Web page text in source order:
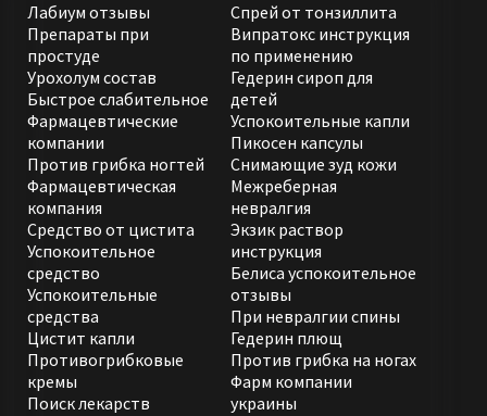
Лабиум отзывы
Препараты при
простуде
Урохолум состав
Быстрое слабительное
Фармацевтические
компании
Против грибка ногтей
Фармацевтическая
компания
Спрей от тонзиллита
Випратокс инструкция
по применению
Гедерин сироп для
детей
Успокоительные капли
Пикосен капсулы
Снимающие зуд кожи
Межреберная
невралгия
Средство от цистита
Успокоительное
средство
Успокоительные
средства
Цистит капли
Противогрибковые
кремы
Поиск лекарств
Экзик раствор
инструкция
Белиса успокоительное
отзывы
При невралгии спины
Гедерин плющ
Против грибка на ногах
Фарм компании
украины